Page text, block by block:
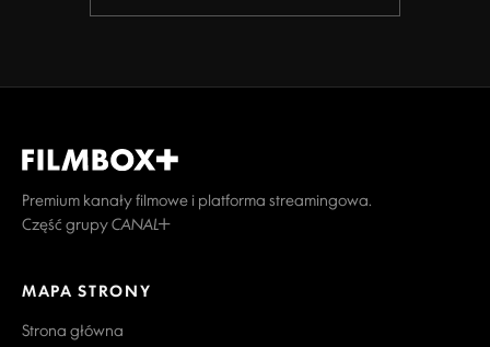
Premium kanały filmowe i platforma streamingowa.
Część grupy CANAL+
MAPA STRONY
Strona główna